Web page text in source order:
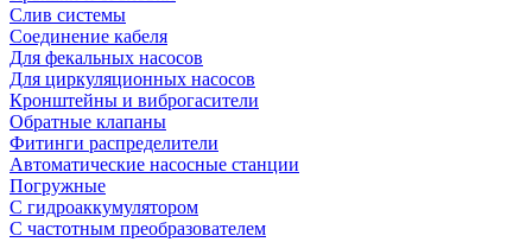
Слив системы
Соединение кабеля
Для фекальных насосов
Для циркуляционных насосов
Кронштейны и виброгасители
Обратные клапаны
Фитинги распределители
Автоматические насосные станции
Погружные
С гидроаккумулятором
С частотным преобразователем